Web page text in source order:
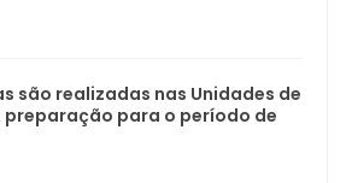
são realizadas nas Unidades de
preparação para o período de